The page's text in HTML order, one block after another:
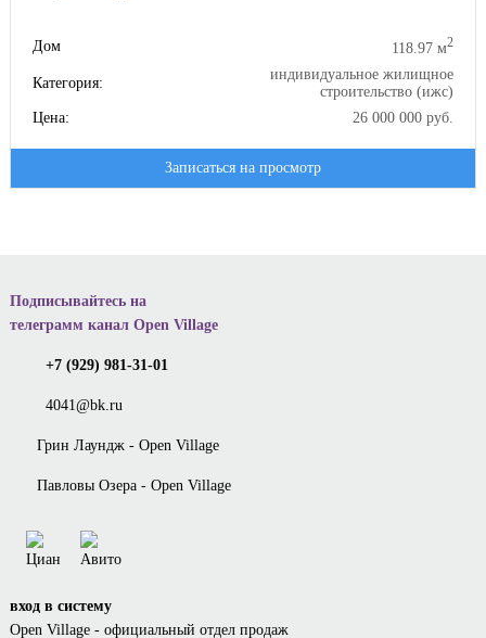
Дом 118.97 м2
Категория:
индивидуальное жилищное
строительство (ижс)
Цена:
26 000 000 руб.
Записаться на просмотр
Подписывайтесь на
телеграмм канал Open Village
+7 (929) 981-31-01
4041@bk.ru
Грин Лаундж - Open Village
Павловы Озера - Open Village
вход в систему
Open Village - официальный отдел продаж